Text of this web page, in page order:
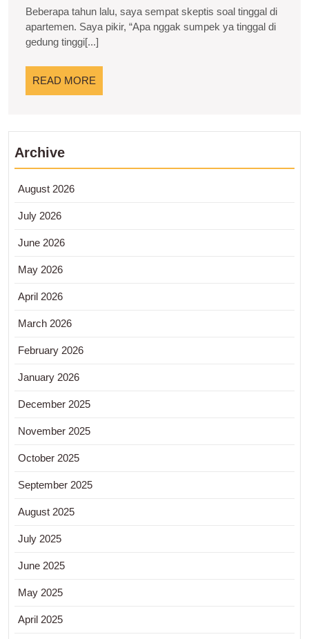
Mewah
dan
Nyaman
di
Jantung
Beberapa tahun lalu, saya sempat skeptis soal tinggal di
apartemen. Saya pikir, “Apa nggak sumpek ya tinggal di
gedung tinggi[...]
READ MORE
MORE
Archive
August 2026
July 2026
June 2026
May 2026
April 2026
March 2026
February 2026
January 2026
December 2025
November 2025
October 2025
September 2025
August 2025
July 2025
June 2025
May 2025
April 2025